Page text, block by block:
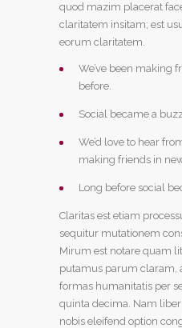
quod mazim placerat
claritatem insitam; est
eorum claritatem.
We’ve been making
before.
Social became a
We’d love to hear
making friends in
Long before social
Claritas est etiam
sequitur mutationem
Mirum est notare quam
putamus parum claram,
formas humanitatis per
quinta decima. Nam
nobis eleifend option